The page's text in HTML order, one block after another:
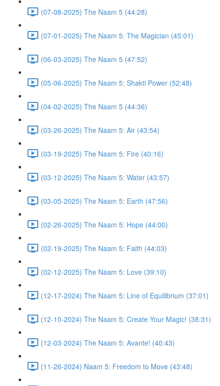
(07-08-2025) The Naam 5 (44:28)
(07-01-2025) The Naam 5: The Magician (45:01)
(06-03-2025) The Naam 5 (47:52)
(05-06-2025) The Naam 5: Shakti Power (52:48)
(04-02-2025) The Naam 5 (44:36)
(03-26-2025) The Naam 5: Air (43:54)
(03-19-2025) The Naam 5: Fire (40:16)
(03-12-2025) The Naam 5: Water (43:57)
(03-05-2025) The Naam 5: Earth (47:56)
(02-26-2025) The Naam 5: Hope (44:00)
(02-19-2025) The Naam 5: Faith (44:03)
(02-12-2025) The Naam 5: Love (39:10)
(12-17-2024) The Naam 5: Line of Equilibrium (37:01)
(12-10-2024) The Naam 5: Create Your Magic! (38:31)
(12-03-2024) The Naam 5: Avante! (40:43)
(11-26-2024) Naam 5: Freedom to Move (43:48)